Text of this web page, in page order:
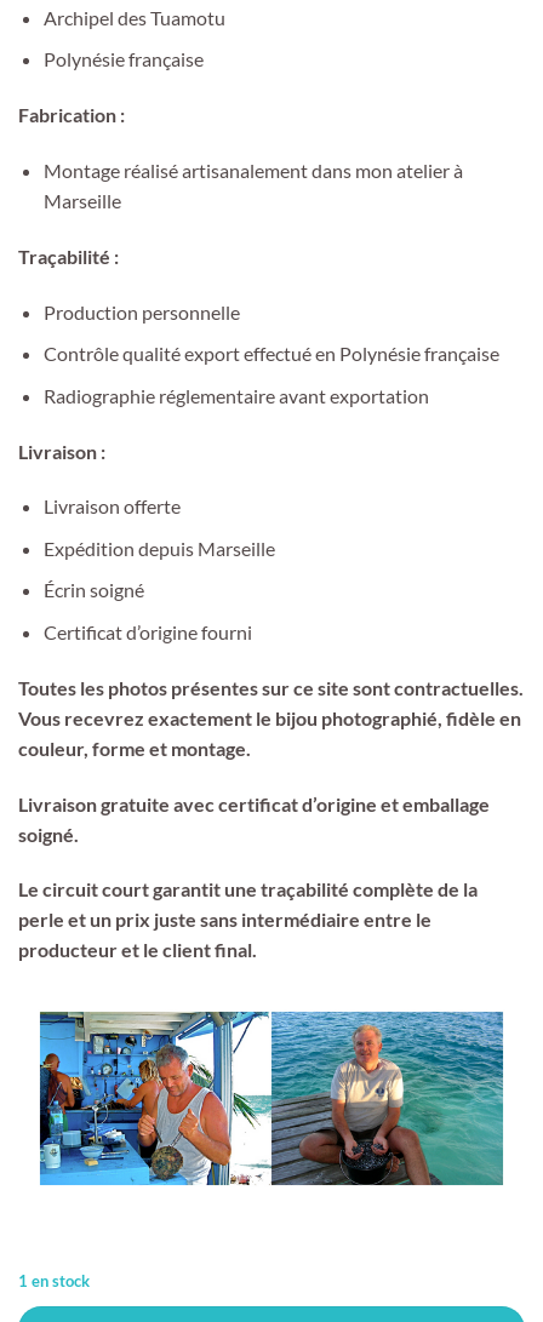
Archipel des Tuamotu
Polynésie française
Fabrication :
Montage réalisé artisanalement dans mon atelier à
Marseille
Traçabilité :
Production personnelle
Contrôle qualité export effectué en Polynésie française
Radiographie réglementaire avant exportation
Livraison :
Livraison offerte
Expédition depuis Marseille
Écrin soigné
Certificat d’origine fourni
Toutes les photos présentes sur ce site sont contractuelles.
Vous recevrez exactement le bijou photographié, fidèle en
couleur, forme et montage.
Livraison gratuite avec certificat d’origine et emballage
soigné.
Le circuit court garantit une traçabilité complète de la
perle et un prix juste sans intermédiaire entre le
producteur et le client final.
1 en stock